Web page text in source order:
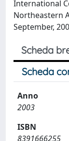
International
Northeastern
September,
Scheda
Scheda
Anno
2003
ISBN
8391666255